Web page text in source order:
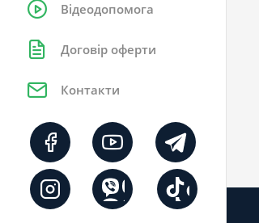
Відеодопомога
Договір оферти
Контакти